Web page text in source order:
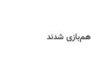
هم‌بازی شدند